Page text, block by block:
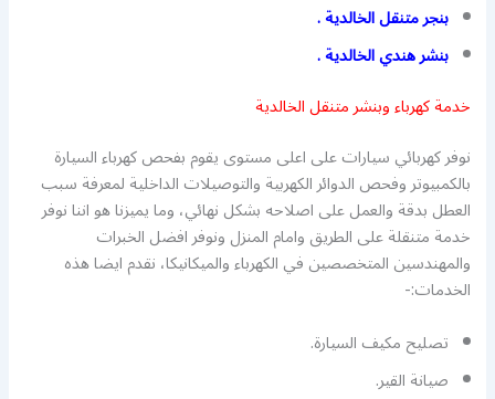
بنجر متنقل الخالدية .
بنشر هندي الخالدية .
خدمة كهرباء وبنشر متنقل الخالدية
نوفر كهربائي سيارات على اعلى مستوى يقوم بفحص كهرباء السيارة
بالكمبيوتر وفحص الدوائر الكهربية والتوصيلات الداخلية لمعرفة سبب
العطل بدقة والعمل على اصلاحه بشكل نهائي، وما يميزنا هو اننا نوفر
خدمة متنقلة على الطريق وامام المنزل ونوفر افضل الخبرات
والمهندسين المتخصصين في الكهرباء والميكانيكا، نقدم ايضا هذه
الخدمات:-
تصليح مكيف السيارة.
صيانة القير.